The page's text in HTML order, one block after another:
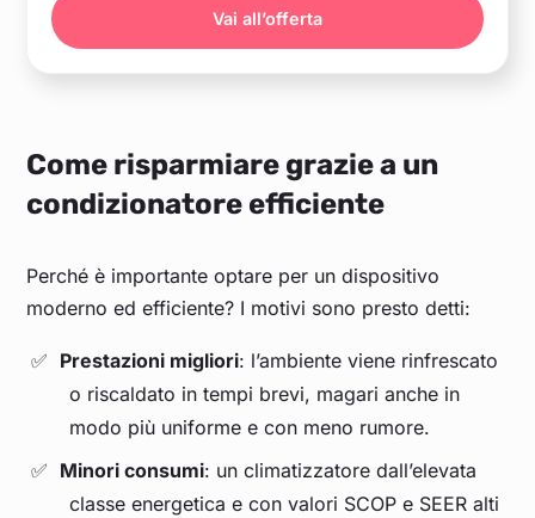
Vai all’offerta
Come risparmiare grazie a un
condizionatore efficiente
Perché è importante optare per un dispositivo
moderno ed efficiente? I motivi sono presto detti:
Prestazioni migliori: l’ambiente viene rinfrescato
o riscaldato in tempi brevi, magari anche in
modo più uniforme e con meno rumore.
Minori consumi: un climatizzatore dall’elevata
classe energetica e con valori SCOP e SEER alti